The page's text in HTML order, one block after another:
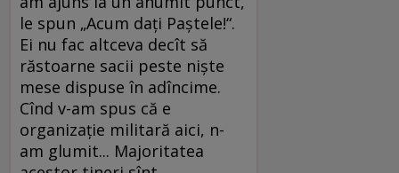
le spun „Acum daţi Paştele!“.
Ei nu fac altceva decît să
răstoarne sacii peste nişte
mese dispuse în adîncime.
Cînd v-am spus că e
organizaţie militară aici, n-
am glumit... Majoritatea